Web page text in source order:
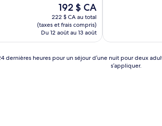
Le
prix
est
de
192 $ CA
192 $ CA
222 $ CA au total
(taxes et frais compris)
Du 12 août au 13 août
dernières heures pour un séjour d’une nuit pour deux
s’appliquer.